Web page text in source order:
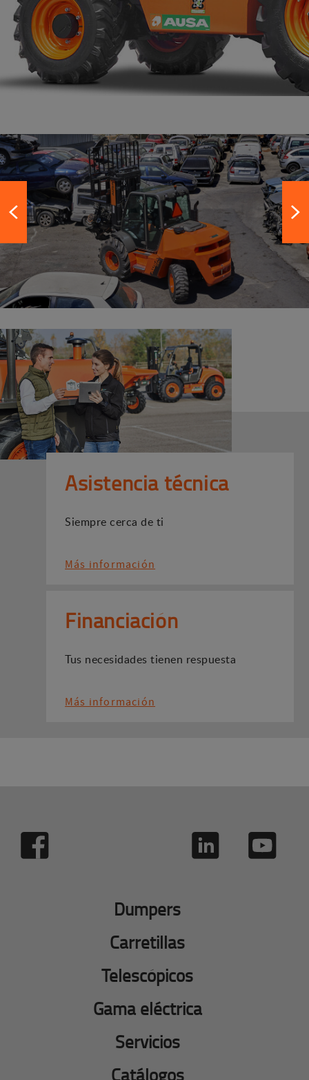
Asistencia técnica
Siempre cerca de ti
Más información
Financiación
Tus necesidades tienen respuesta
Más información
Dumpers
Carretillas
Telescópicos
Gama eléctrica
Servicios
Catálogos